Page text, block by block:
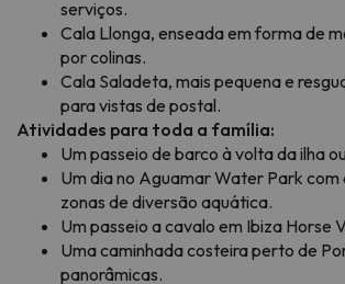
serviços.
Cala Llonga, enseada em forma de
por colinas.
Cala Saladeta, mais pequena e
para vistas de postal.
Atividades para toda a família:
Um passeio de barco à volta da ilha
Um dia no Aguamar Water Park com
zonas de diversão aquática.
Um passeio a cavalo em Ibiza Horse
Uma caminhada costeira perto de
panorâmicas.